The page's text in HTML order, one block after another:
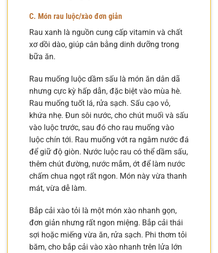
C. Món rau luộc/xào đơn giản
Rau xanh là nguồn cung cấp vitamin và chất
xơ dồi dào, giúp cân bằng dinh dưỡng trong
bữa ăn.
Rau muống luộc dầm sấu là món ăn dân dã
nhưng cực kỳ hấp dẫn, đặc biệt vào mùa hè.
Rau muống tuốt lá, rửa sạch. Sấu cạo vỏ,
khứa nhẹ. Đun sôi nước, cho chút muối và sấu
vào luộc trước, sau đó cho rau muống vào
luộc chín tới. Rau muống vớt ra ngâm nước đá
để giữ độ giòn. Nước luộc rau có thể dầm sấu,
thêm chút đường, nước mắm, ớt để làm nước
chấm chua ngọt rất ngon. Món này vừa thanh
mát, vừa dễ làm.
Bắp cải xào tỏi là một món xào nhanh gọn,
đơn giản nhưng rất ngon miệng. Bắp cải thái
sợi hoặc miếng vừa ăn, rửa sạch. Phi thơm tỏi
băm, cho bắp cải vào xào nhanh trên lửa lớn